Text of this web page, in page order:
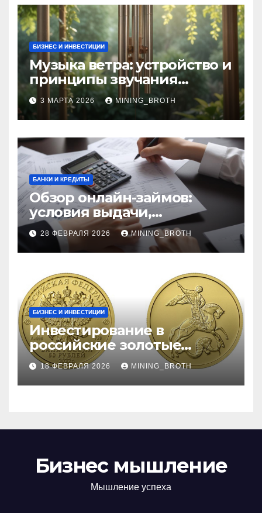
БИЗНЕС И ИНВЕСТИЦИИ
Музыка ветра: устройство и
принципы звучания
колокольчиков
3 МАРТА 2026 MINING_BROTH
БАНКИ И КРЕДИТЫ
Обзор онлайн-займов:
условия выдачи,
процентные ставки и
требования к заемщикам
28 ФЕВРАЛЯ 2026 MINING_BROTH
БИЗНЕС И ИНВЕСТИЦИИ
Инвестирование в
российские золотые
монеты: подробное
руководство
18 ФЕВРАЛЯ 2026 MINING_BROTH
Бизнес мышление
Мышление успеха